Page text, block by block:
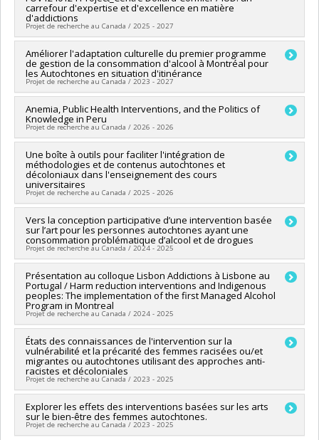
Sources de financement : Santé Canada
Programmes de subvention :
carrefour d'expertise et d'excellence en matière
d'addictions
Projet de recherche au Canada / 2025 - 2027
Chercheur principal :Karine Bertrand
Co-chercheurs : Rossio Motta Ochoa
Sources de financement :FRQSC/Fonds de recherche du
Québec - Société et culture (FQRSC)
Programmes de subvention :PVXXXXXX-Soutien aux
infrastructures de rech. des instituts et des centres affiliés
universitaires
Améliorer l'adaptation culturelle du premier programme
de gestion de la consommation d'alcool à Montréal pour
les Autochtones en situation d'itinérance
Projet de recherche au Canada / 2023 - 2027
Chercheur principal :Rossio Motta Ochoa
Sources de financement :FRQSC/Fonds de recherche du
Québec - Société et culture (FQRSC)
recherche pour la relève professorale
Anemia, Public Health Interventions, and the Politics of
Knowledge in Peru
Projet de recherche au Canada / 2026 - 2026
Chercheur principal : Fabiana Li
Co-chercheurs :Rossio Motta Ochoa
Sources de financement :CRSH/Conseil de recherches en
sciences humaines du Canada
Programmes de subvention :
Une boîte à outils pour faciliter l'intégration de
méthodologies et de contenus autochtones et
décoloniaux dans l'enseignement des cours
universitaires
Projet de recherche au Canada / 2025 - 2026
Chercheur principal :Rossio Motta Ochoa
Co-chercheurs : Marie Dumollard,Diahara Traoré
Financé par le programme de soutien à la mobilisation des
connaissances du CRI-JaDE.
Vers la conception participative d’une intervention basée
sur l’art pour les personnes autochtones ayant une
consommation problématique d’alcool et de drogues
Projet de recherche au Canada / 2024 - 2025
Chercheur principal : Karine Bertrand
Co-chercheurs : Rossio Motta Ochoa
Sources de financement :FRQSC/Fonds de recherche du
Québec - Société et culture (FQRSC)
Programmes de subvention :PVXXXXXX-Soutien aux
infrastructures de rech. des instituts et des centres affiliés
universitaires
Présentation au colloque Lisbon Addictions à Lisbone au
Portugal / Harm reduction interventions and Indigenous
peoples: The implementation of the first Managed Alcohol
Program in Montreal
Projet de recherche au Canada / 2024 - 2025
Chercheur principal :Karine Bertrand
Co-chercheurs :Rossio Motta Ochoa
Sources de financement :FRQSC/Fonds de recherche du
Québec - Société et culture (FQRSC)
Programmes de subvention :PVXXXXXX-Soutien aux
infrastructures de rech. des instituts et des centres affiliés
universitaires
États des connaissances de l'intervention sur la
vulnérabilité et la précarité des femmes racisées ou/et
migrantes ou autochtones utilisant des approches anti-
racistes et décoloniales
Projet de recherche au Canada / 2023 - 2025
Sources de financement :CRSH/Conseil de recherches en
sciences humaines du Canada
Programmes de subvention :
Explorer les effets des interventions basées sur les arts
sur le bien-être des femmes autochtones.
Projet de recherche au Canada / 2023 - 2025